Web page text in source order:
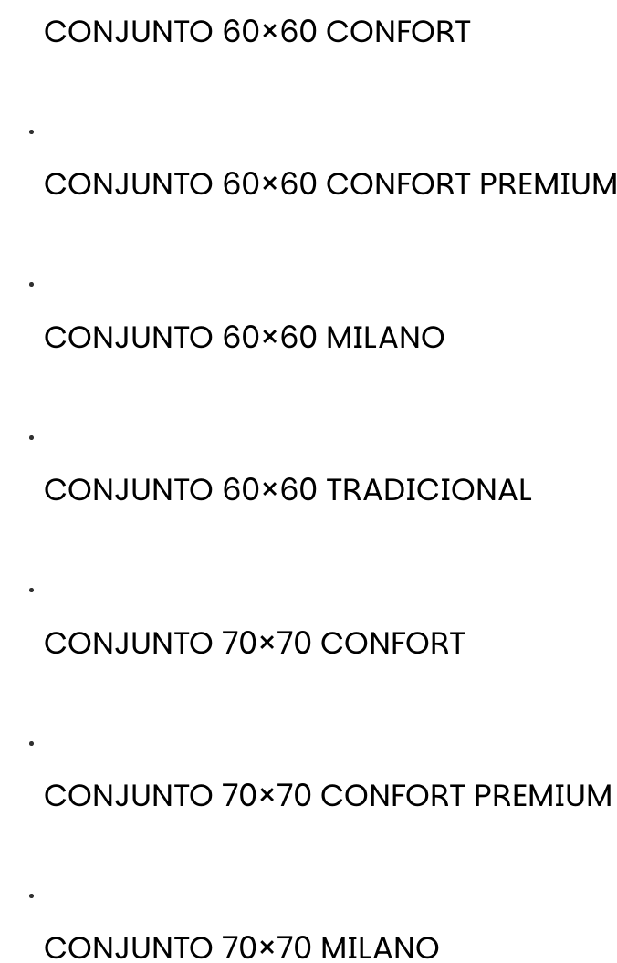
CONJUNTO 60×60 CONFORT
CONJUNTO 60×60 CONFORT PREMIUM
CONJUNTO 60×60 MILANO
CONJUNTO 60×60 TRADICIONAL
CONJUNTO 70×70 CONFORT
CONJUNTO 70×70 CONFORT PREMIUM
CONJUNTO 70×70 MILANO